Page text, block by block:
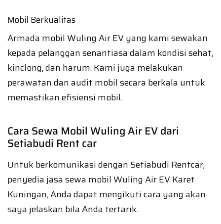
Mobil Berkualitas
Armada mobil Wuling Air EV yang kami sewakan
kepada pelanggan senantiasa dalam kondisi sehat,
kinclong, dan harum. Kami juga melakukan
perawatan dan audit mobil secara berkala untuk
memastikan efisiensi mobil.
Cara Sewa Mobil Wuling Air EV dari
Setiabudi Rent car
Untuk berkomunikasi dengan Setiabudi Rentcar,
penyedia jasa sewa mobil Wuling Air EV Karet
Kuningan, Anda dapat mengikuti cara yang akan
saya jelaskan bila Anda tertarik.